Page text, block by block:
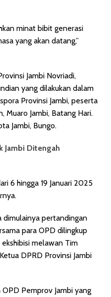
minat bibit generasi
yang akan datang,”
Jambi Novriadi,
yang dilakukan dalam
Provinsi Jambi, peserta
Muaro Jambi, Batang Hari.
Jambi, Bungo.
Jambi Ditengah
6 hingga 19 Januari 2025
dimulainya pertandingan
para OPD dilingkup
melawan Tim
DPRD Provinsi Jambi
Pemprov Jambi yang